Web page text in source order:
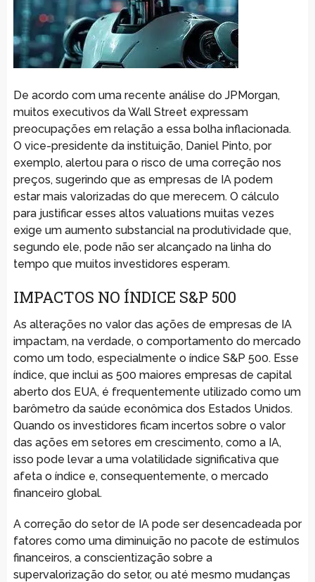
De acordo com uma recente análise do JPMorgan,
muitos executivos da Wall Street expressam
preocupações em relação a essa bolha inflacionada.
O vice-presidente da instituição, Daniel Pinto, por
exemplo, alertou para o risco de uma correção nos
preços, sugerindo que as empresas de IA podem
estar mais valorizadas do que merecem. O cálculo
para justificar esses altos valuations muitas vezes
exige um aumento substancial na produtividade que,
segundo ele, pode não ser alcançado na linha do
tempo que muitos investidores esperam.
IMPACTOS NO ÍNDICE S&P 500
As alterações no valor das ações de empresas de IA
impactam, na verdade, o comportamento do mercado
como um todo, especialmente o índice S&P 500. Esse
índice, que inclui as 500 maiores empresas de capital
aberto dos EUA, é frequentemente utilizado como um
barômetro da saúde econômica dos Estados Unidos.
Quando os investidores ficam incertos sobre o valor
das ações em setores em crescimento, como a IA,
isso pode levar a uma volatilidade significativa que
afeta o índice e, consequentemente, o mercado
financeiro global.
A correção do setor de IA pode ser desencadeada por
fatores como uma diminuição no pacote de estímulos
financeiros, a conscientização sobre a
supervalorização do setor, ou até mesmo mudanças